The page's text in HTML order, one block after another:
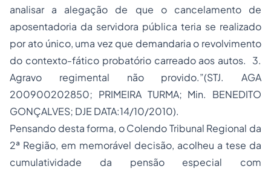
analisar a alegação de que o cancelamento de
aposentadoria da servidora pública teria se realizado
por ato único, uma vez que demandaria o revolvimento
do contexto-fático probatório carreado aos autos. 3.
Agravo regimental não provido.”(STJ. AGA
200900202850; PRIMEIRA TURMA; Min. BENEDITO
GONÇALVES; DJE DATA:14/10/2010).
Pensando desta forma, o Colendo Tribunal Regional da
2ª Região, em memorável decisão, acolheu a tese da
cumulatividade da pensão especial com